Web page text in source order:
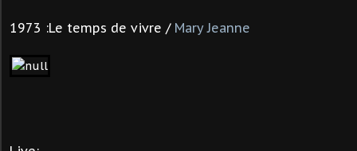
1973 :Le temps de vivre / Mary Jeanne